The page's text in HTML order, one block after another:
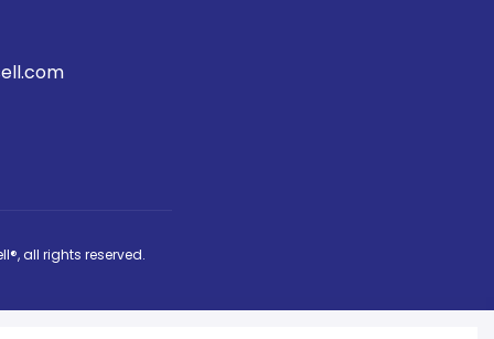
, all rights reserved.